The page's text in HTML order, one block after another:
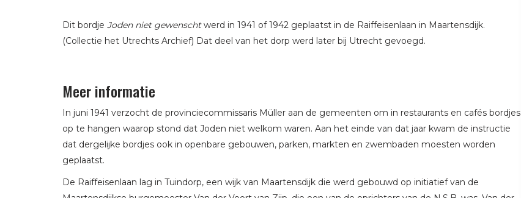
Dit bordje Joden niet gewenschtwerd in 1941 of 1942 geplaatst in de Raiffeisenlaan in Maartensdijk.
(Collectie het Utrechts Archief) Dat deel van het dorp werd later bij Utrecht gevoegd.
Meer informatie
In juni 1941 verzocht de provinciecommissaris Müller aan de gemeenten om in restaurants en cafés bordjes
op te hangen waarop stond dat Joden niet welkom waren. Aan het einde van dat jaar kwam de instructie
dat dergelijke bordjes ook in openbare gebouwen, parken, markten en zwembaden moesten worden
geplaatst.
De Raiffeisenlaan lag in Tuindorp, een wijk van Maartensdijk die werd gebouwd op initiatief van de